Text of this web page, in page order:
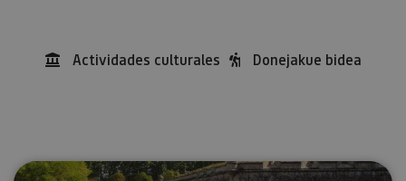
Actividades culturales Donejakue bidea